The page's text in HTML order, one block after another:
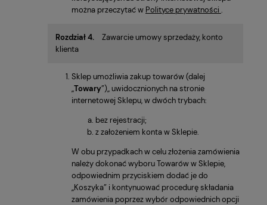
można przeczytać w Polityce prywatności .
Rozdział 4.
Zawarcie umowy sprzedaży, konto
klienta
Sklep umożliwia zakup towarów (dalej
„Towary”),, uwidocznionych na stronie
internetowej Sklepu, w dwóch trybach:
bez rejestracji;
z założeniem konta w Sklepie.
W obu przypadkach w celu złożenia zamówienia
należy dokonać wyboru Towarów w Sklepie,
odpowiednim przyciskiem dodać je do
„Koszyka” i kontynuować procedurę składania
zamówienia poprzez wybór odpowiednich opcji